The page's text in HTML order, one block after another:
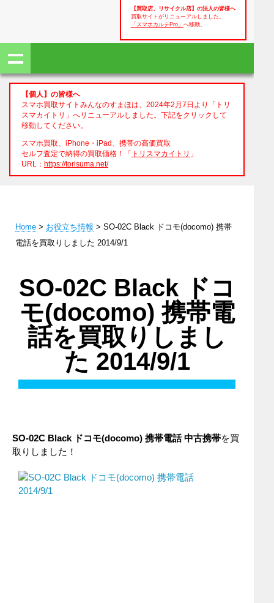
【買取店、リサイクル店】の法人の皆様へ
買取サイトがリニューアルしました。
「スマホカルテPro」 へ移動。
【個人】の皆様へ
スマホ買取サイトみんなのすまほは、2024年2月7日より「トリ
スマカイトリ」へリニューアルしました。下記をクリックして
移動してください。
スマホ買取、iPhone・iPad、携帯の高価買取
セルフ査定で納得の買取価格！「 トリスマカイトリ 」
URL： https://torisuma.net/
Home > お役立ち情報 > SO-02C Black ドコモ(docomo) 携帯
電話を買取りしました 2014/9/1
SO-02C Black ドコ
モ(docomo) 携帯電
話を買取りしまし
た 2014/9/1
SO-02C Black ドコモ(docomo) 携帯電話 中古携帯を買
取りしました！